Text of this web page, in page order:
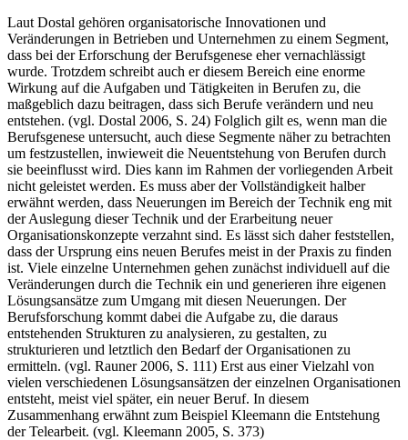
Laut Dostal gehören organisatorische Innovationen und
Veränderungen in Betrieben und Unternehmen zu einem Segment,
dass bei der Erforschung der Berufsgenese eher vernachlässigt
wurde. Trotzdem schreibt auch er diesem Bereich eine enorme
Wirkung auf die Aufgaben und Tätigkeiten in Berufen zu, die
maßgeblich dazu beitragen, dass sich Berufe verändern und neu
entstehen. (vgl. Dostal 2006, S. 24) Folglich gilt es, wenn man die
Berufsgenese untersucht, auch diese Segmente näher zu betrachten
um festzustellen, inwieweit die Neuentstehung von Berufen durch
sie beeinflusst wird. Dies kann im Rahmen der vorliegenden Arbeit
nicht geleistet werden. Es muss aber der Vollständigkeit halber
erwähnt werden, dass Neuerungen im Bereich der Technik eng mit
der Auslegung dieser Technik und der Erarbeitung neuer
Organisationskonzepte verzahnt sind. Es lässt sich daher feststellen,
dass der Ursprung eins neuen Berufes meist in der Praxis zu finden
ist. Viele einzelne Unternehmen gehen zunächst individuell auf die
Veränderungen durch die Technik ein und generieren ihre eigenen
Lösungsansätze zum Umgang mit diesen Neuerungen. Der
Berufsforschung kommt dabei die Aufgabe zu, die daraus
entstehenden Strukturen zu analysieren, zu gestalten, zu
strukturieren und letztlich den Bedarf der Organisationen zu
ermitteln. (vgl. Rauner 2006, S. 111) Erst aus einer Vielzahl von
vielen verschiedenen Lösungsansätzen der einzelnen Organisationen
entsteht, meist viel später, ein neuer Beruf. In diesem
Zusammenhang erwähnt zum Beispiel Kleemann die Entstehung